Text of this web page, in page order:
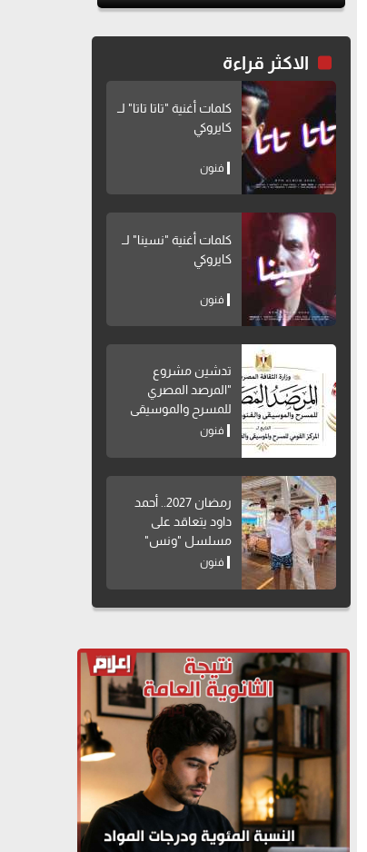
الشعبية"
الاكثر قراءة
كلمات أغنية "تاتا تاتا" لــ
كايروكي
فنون
كلمات أغنية "نسينا" لــ
كايروكي
فنون
تدشين مشروع
"المرصد المصري
للمسرح والموسيقى
والفنون الشعبية"
فنون
رمضان 2027.. أحمد
داود يتعاقد على
مسلسل "ونس"
فنون